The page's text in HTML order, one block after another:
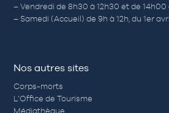
– Vendredi de 8h30 à 12h30 et de 14h00
– Samedi (Accueil) de 9h à 12h, du 1er
Nos autres sites
Corps-morts
L’Office de Tourisme
Médiathèque